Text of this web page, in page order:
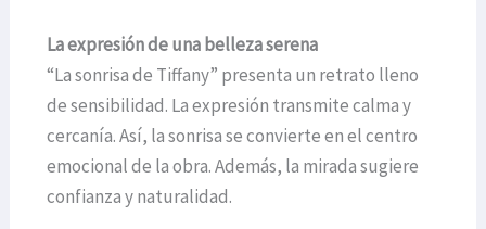
La expresión de una belleza serena
“La sonrisa de Tiffany” presenta un retrato lleno
de sensibilidad. La expresión transmite calma y
cercanía. Así, la sonrisa se convierte en el centro
emocional de la obra. Además, la mirada sugiere
confianza y naturalidad.